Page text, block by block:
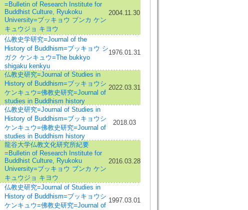
=Bulletin of Research Institute for
Buddhist Culture, Ryukoku
University=ブッキョウ ブンカ ケン
キュウジョ キヨウ
2004.11.30
仏教史学研究=Journal of the
History of Buddhism=ブッキョウ シ
ガク ケンキュウ=The bukkyo
shigaku kenkyu
1976.01.31
仏教史研究=Journal of Studies in
History of Buddhism=ブッキョウシ
ケンキュウ=佛教史研究=Journal of
studies in Buddhism history
2022.03.31
仏教史研究=Journal of Studies in
History of Buddhism=ブッキョウシ
ケンキュウ=佛教史研究=Journal of
studies in Buddhism history
2018.03
龍谷大学仏教文化研究所紀要
=Bulletin of Research Institute for
Buddhist Culture, Ryukoku
University=ブッキョウ ブンカ ケン
キュウジョ キヨウ
2016.03.28
仏教史研究=Journal of Studies in
History of Buddhism=ブッキョウシ
ケンキュウ=佛教史研究=Journal of
1997.03.01